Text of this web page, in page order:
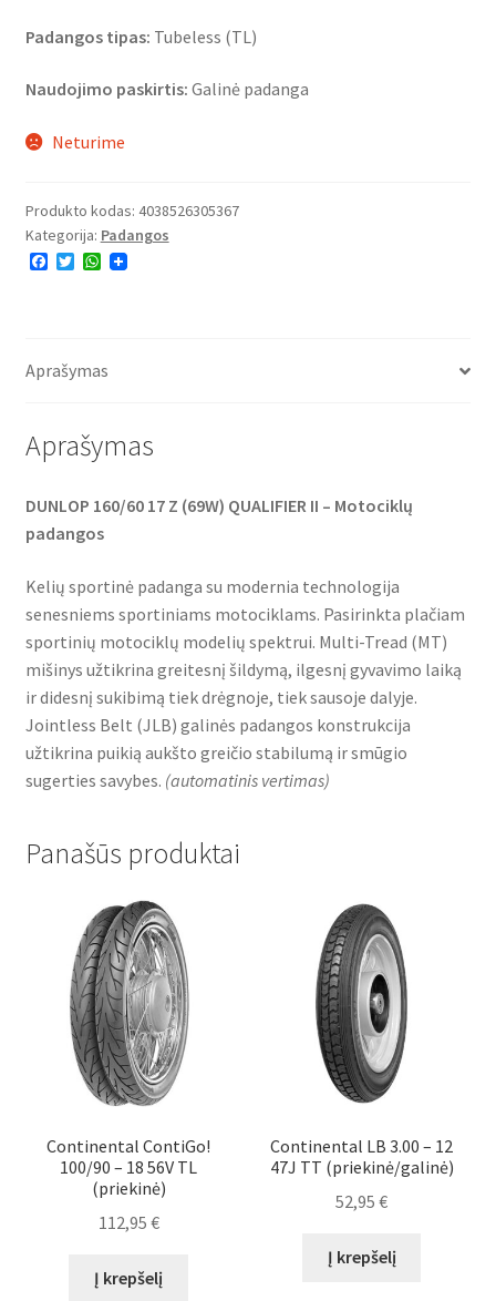
Padangos tipas: Tubeless (TL)
Naudojimo paskirtis: Galinė padanga
Neturime
Produkto kodas: 4038526305367
Kategorija: Padangos
F
o
T
r
W
p
Aprašymas
Aprašymas
DUNLOP 160/60 17 Z (69W) QUALIFIER II – Motociklų
padangos
Kelių sportinė padanga su modernia technologija
senesniems sportiniams motociklams. Pasirinkta plačiam
sportinių motociklų modelių spektrui. Multi-Tread (MT)
mišinys užtikrina greitesnį šildymą, ilgesnį gyvavimo laiką
ir didesnį sukibimą tiek drėgnoje, tiek sausoje dalyje.
Jointless Belt (JLB) galinės padangos konstrukcija
užtikrina puikią aukšto greičio stabilumą ir smūgio
sugerties savybes. (automatinis vertimas)
Panašūs produktai
Continental ContiGo!
100/90 – 18 56V TL
(priekinė)
112,95 €
Į krepšelį
Continental LB 3.00 – 12
47J TT (priekinė/galinė)
52,95€
Į krepšelį